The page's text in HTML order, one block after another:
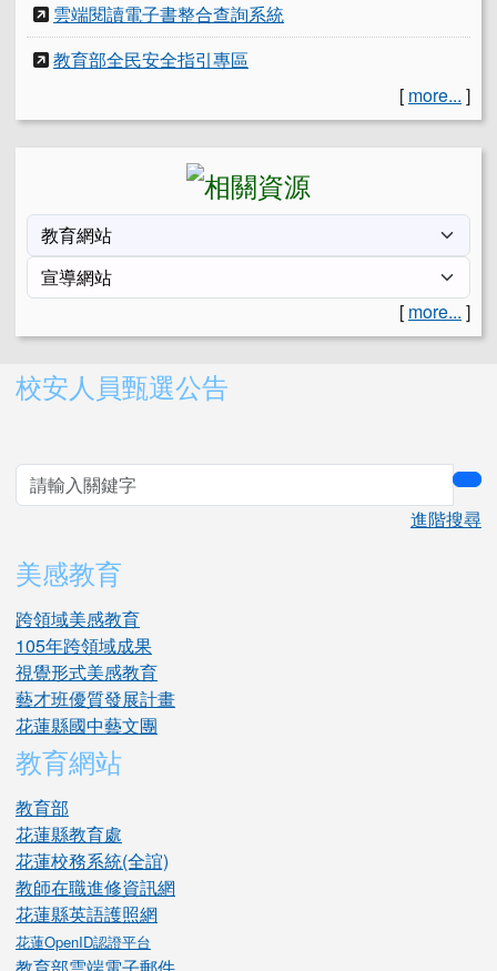
雲端閱讀電子書整合查詢系統
教育部全民安全指引專區
[ more... ]
[ more... ]
右邊區域內容
校安人員甄選公告
進階搜尋
美感教育
跨領域美感教育
105年跨領域成果
視覺形式美感教育
藝才班優質發展計畫
花蓮縣國中藝文團
教育網站
教育部
花蓮縣教育處
花蓮校務系統(全誼)
教師在職進修資訊網
花蓮縣英語護照網
花蓮OpenID認證平台